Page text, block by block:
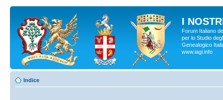
I
Forum Italiano
per lo Studio
Genealogico
www.iagi.info
Indice